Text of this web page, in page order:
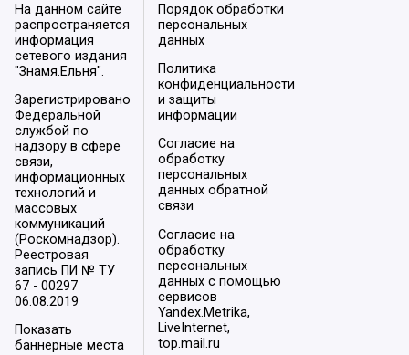
На данном сайте
распространяется
информация
сетевого издания
"Знамя.Ельня".
Зарегистрировано
Федеральной
службой по
надзору в сфере
связи,
информационных
технологий и
массовых
коммуникаций
(Роскомнадзор).
Реестровая
запись ПИ № ТУ
67 - 00297
06.08.2019
Показать
баннерные места
Порядок обработки
персональных
данных
Политика
конфиденциальности
и защиты
информации
Согласие на
обработку
персональных
данных обратной
связи
Согласие на
обработку
персональных
данных с помощью
сервисов
Yandex.Metrika,
LiveInternet,
top.mail.ru